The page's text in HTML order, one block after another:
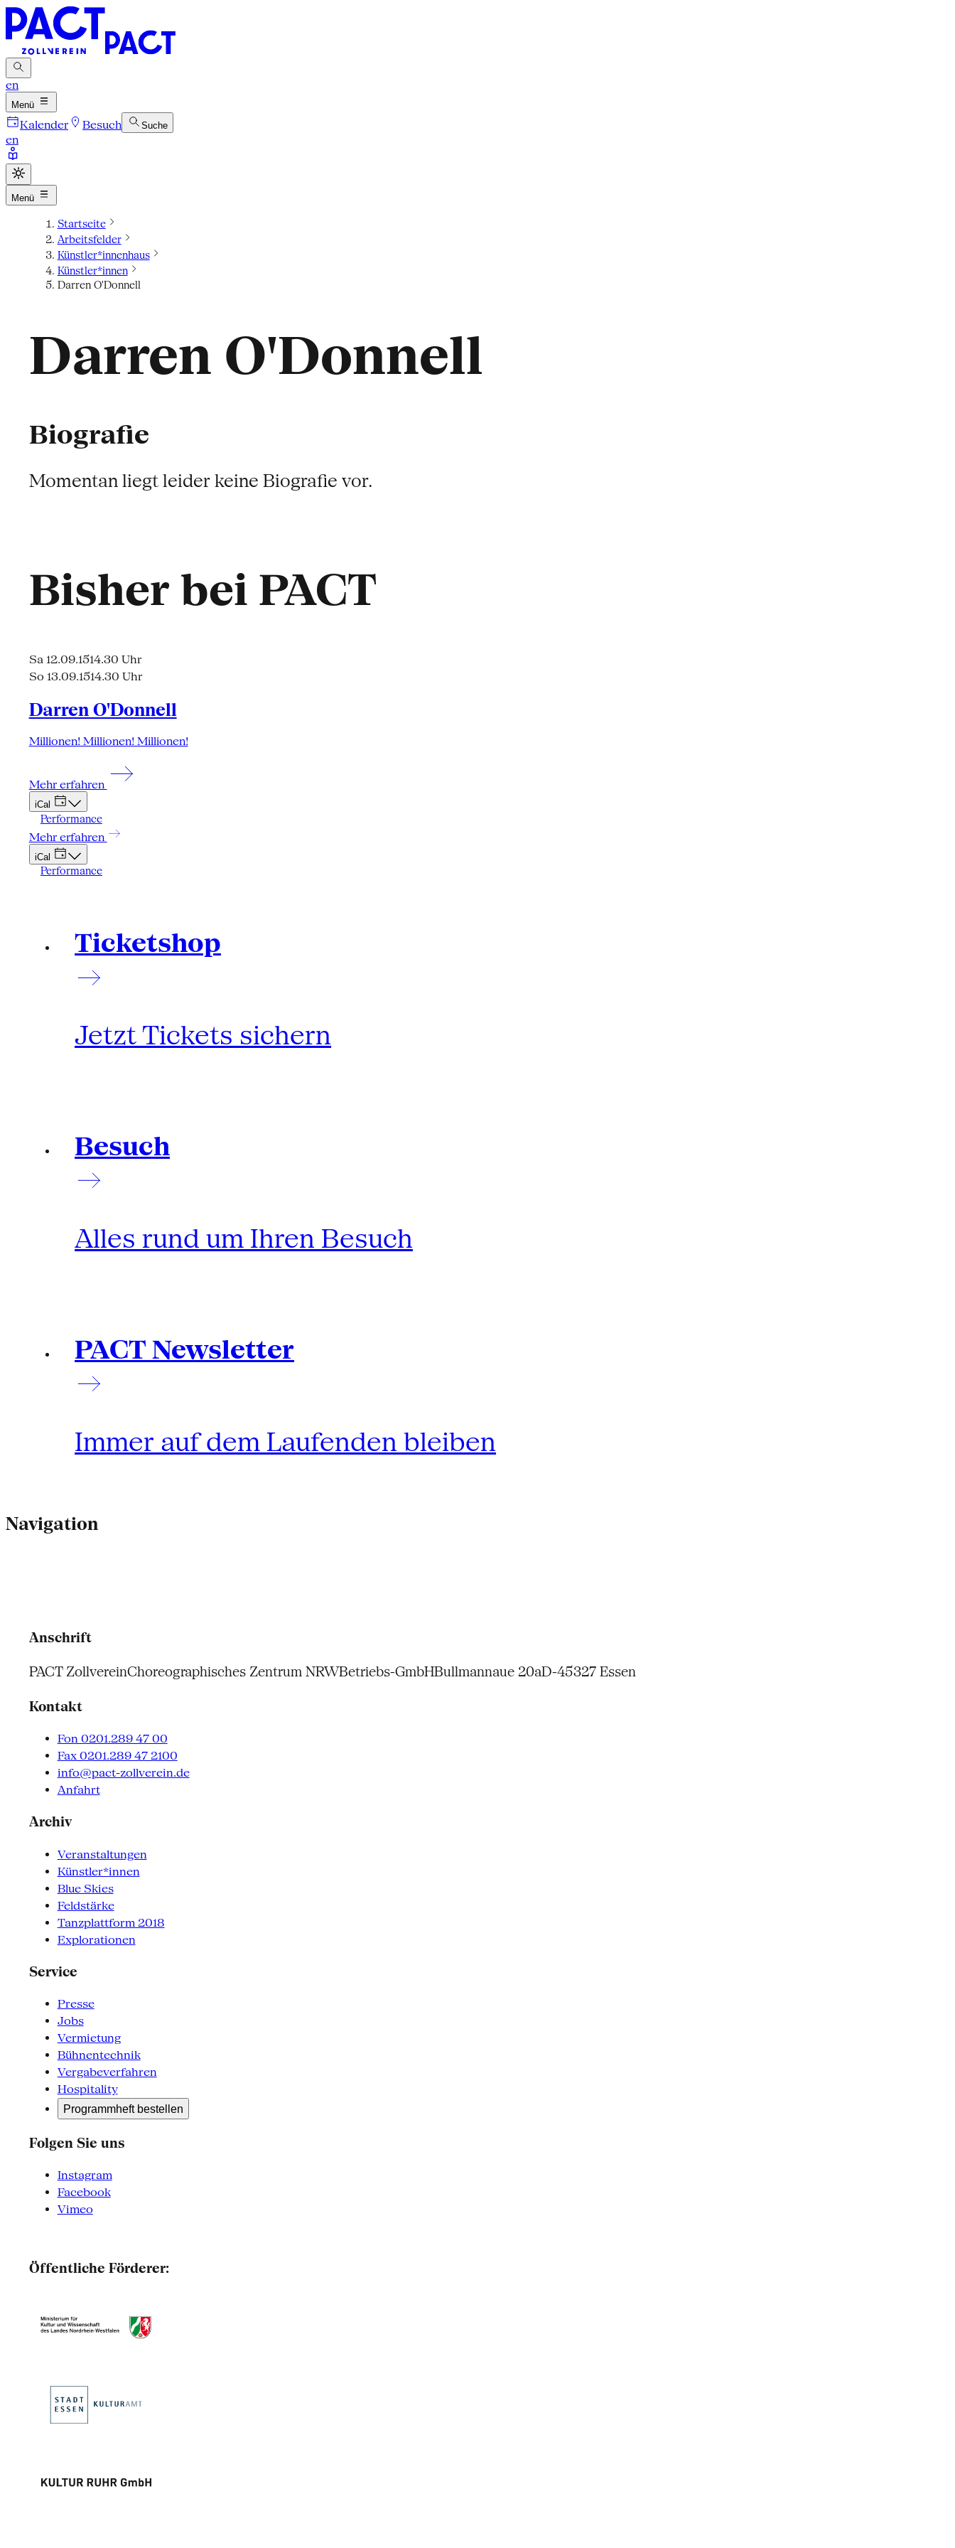
en
Menü
Kalender Besuch Suche
en
Menü
Startseite
Arbeitsfelder
Künstler*innenhaus
Künstler*innen
Darren O'Donnell
Darren O'Donnell
Biografie
Momentan liegt leider keine Biografie vor.
Bisher bei PACT
Sa 12.09.1514.30 Uhr
So 13.09.1514.30 Uhr
Darren O'Donnell
Millionen! Millionen! Millionen!
Mehr erfahren
iCal
Performance
Mehr erfahren
iCal
Performance
Ticketshop
Jetzt Tickets sichern
Besuch
Alles rund um Ihren Besuch
PACT Newsletter
Immer auf dem Laufenden bleiben
Navigation
Anschrift
PACT ZollvereinChoreographisches Zentrum NRWBetriebs-GmbHBullmannaue 20aD-45327 Essen
Kontakt
Fon 0201.289 47 00
Fax 0201.289 47 2100
info@pact-zollverein.de
Anfahrt
Archiv
Veranstaltungen
Künstler*innen
Blue Skies
Feldstärke
Tanzplattform 2018
Explorationen
Service
Presse
Jobs
Vermietung
Bühnentechnik
Vergabeverfahren
Hospitality
Programmheft bestellen
Folgen Sie uns
Instagram
Facebook
Vimeo
Öffentliche Förderer: